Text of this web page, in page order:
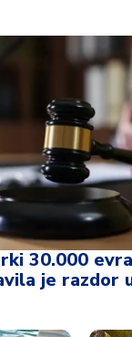
30.000
je razdor